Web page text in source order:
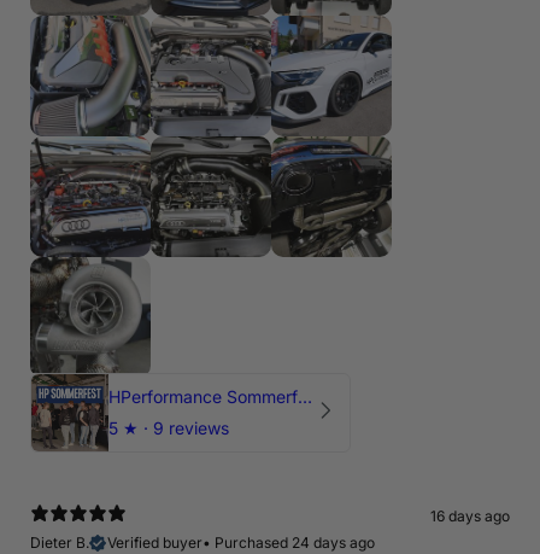
HPerformance Sommerfest 2026
5 ★ · 9 reviews
16 days ago
Dieter B.
Verified buyer• Purchased 24 days ago